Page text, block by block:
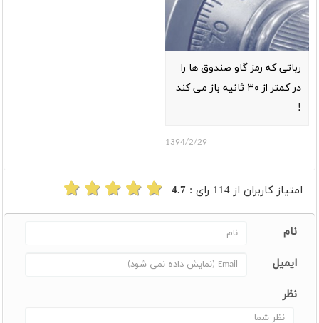
رباتی که رمز گاو صندوق ها را
در کمتر از ۳۰ ثانیه باز می کند
!
1394/2/29
امتیاز کاربران از 114 رای : 4.7
نام
ایمیل
نظر